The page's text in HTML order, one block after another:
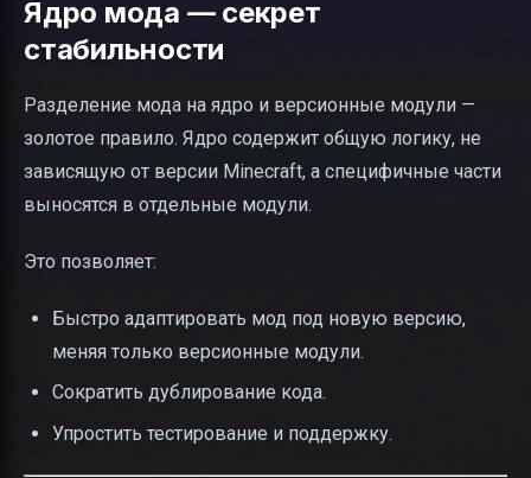
Ядро мода — секрет
стабильности
Разделение мода на ядро и версионные модули —
золотое правило. Ядро содержит общую логику, не
зависящую от версии Minecraft, а специфичные части
выносятся в отдельные модули.
Это позволяет:
Быстро адаптировать мод под новую версию,
меняя только версионные модули.
Сократить дублирование кода.
Упростить тестирование и поддержку.